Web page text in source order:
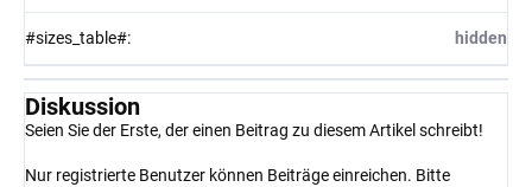
#sizes_table#: hidden
Diskussion
Seien Sie der Erste, der einen Beitrag zu diesem Artikel schreibt!
Nur registrierte Benutzer können Beiträge einreichen. Bitte